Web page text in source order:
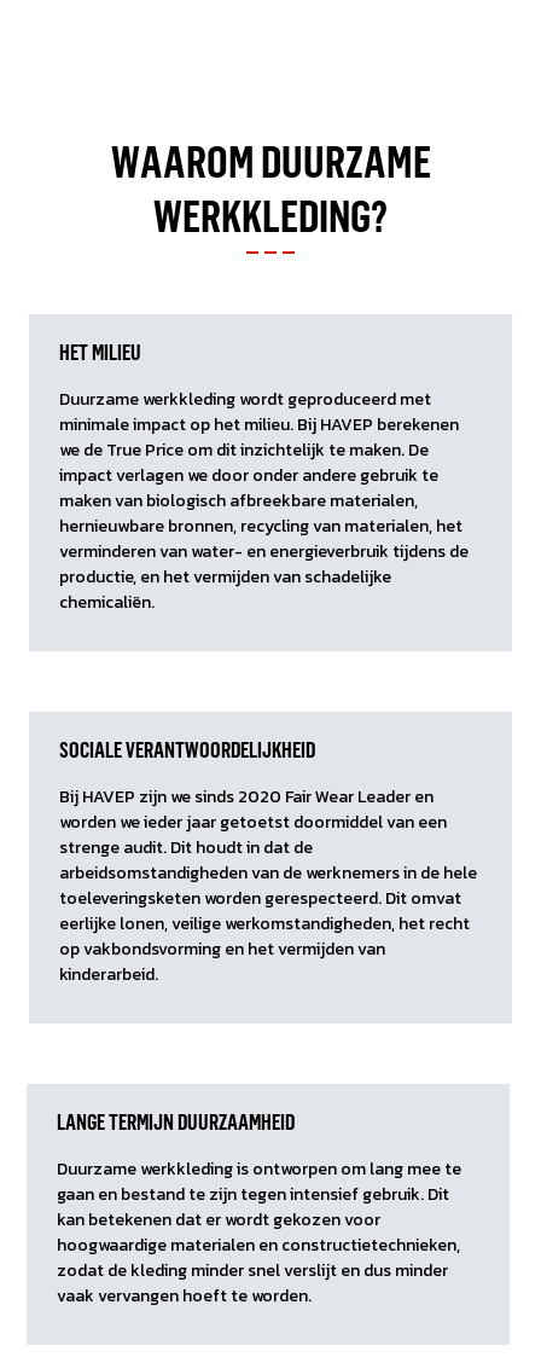
WAAROM DUURZAME
WERKKLEDING?
HET MILIEU
Duurzame werkkleding wordt geproduceerd met
minimale impact op het milieu. Bij HAVEP berekenen
we de True Price om dit inzichtelijk te maken. De
impact verlagen we door onder andere gebruik te
maken van biologisch afbreekbare materialen,
hernieuwbare bronnen, recycling van materialen, het
verminderen van water- en energieverbruik tijdens de
productie, en het vermijden van schadelijke
chemicaliën.
SOCIALE VERANTWOORDELIJKHEID
Bij HAVEP zijn we sinds 2020 Fair Wear Leader en
worden we ieder jaar getoetst doormiddel van een
strenge audit. Dit houdt in dat de
arbeidsomstandigheden van de werknemers in de hele
toeleveringsketen worden gerespecteerd. Dit omvat
eerlijke lonen, veilige werkomstandigheden, het recht
op vakbondsvorming en het vermijden van
kinderarbeid.
LANGE TERMIJN DUURZAAMHEID
Duurzame werkkleding is ontworpen om lang mee te
gaan en bestand te zijn tegen intensief gebruik. Dit
kan betekenen dat er wordt gekozen voor
hoogwaardige materialen en constructietechnieken,
zodat de kleding minder snel verslijt en dus minder
vaak vervangen hoeft te worden.